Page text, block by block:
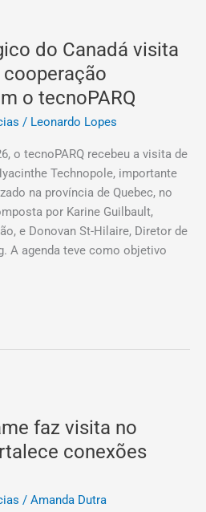
do Canadá visita
o tecnoPARQ
/ Leonardo Lopes
o tecnoPARQ recebeu a visita de
Technopole, importante
na província de Quebec, no
por Karine Guilbault,
e Donovan St-Hilaire, Diretor de
A agenda teve como objetivo
faz visita no
conexões
/ Amanda Dutra